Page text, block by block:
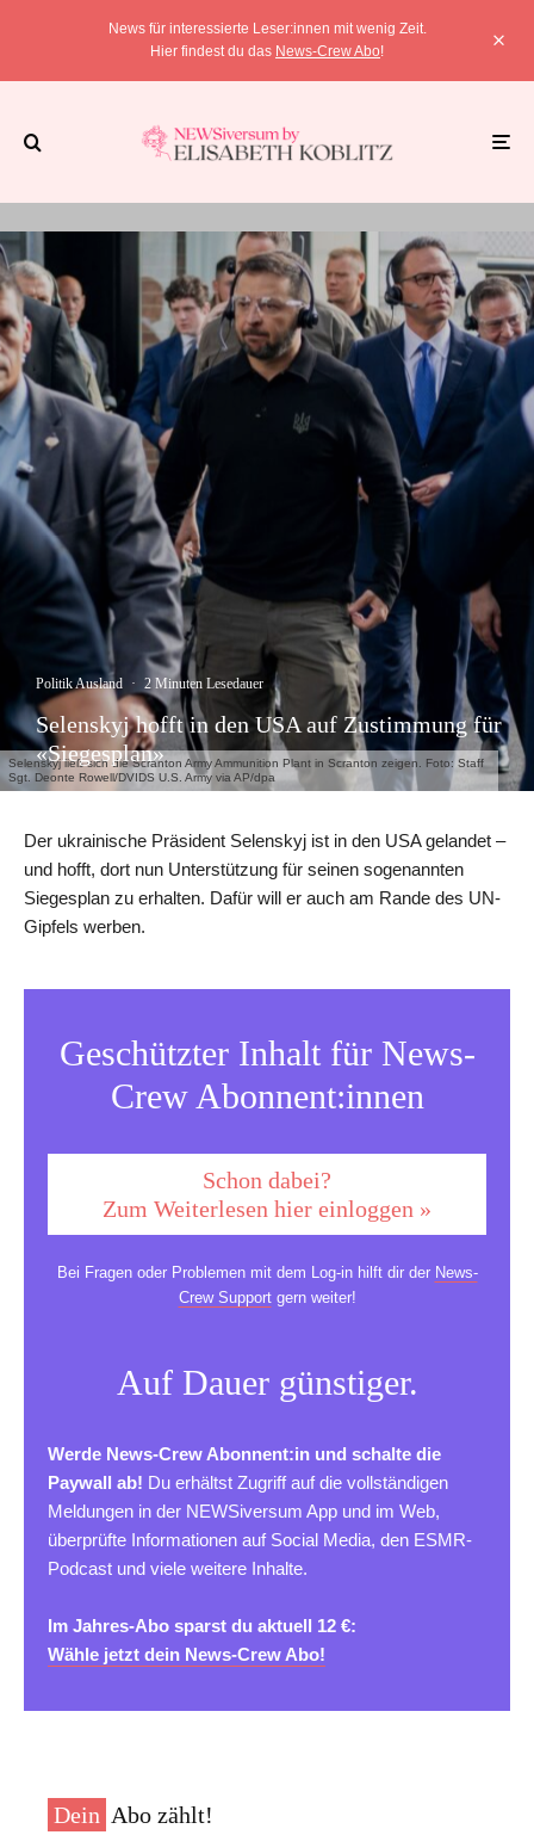
News für interessierte Leser:innen mit wenig Zeit.
Hier findest du das News-Crew Abo!
Selenskyj ließ sich die Scranton Army Ammunition Plant in Scranton zeigen. Foto: Staff
Sgt. Deonte Rowell/DVIDS U.S. Army via AP/dpa
Politik Ausland · 2 Minuten Lesedauer
Selenskyj hofft in den USA auf Zustimmung für
«Siegesplan»
Der ukrainische Präsident Selenskyj ist in den USA gelandet –
und hofft, dort nun Unterstützung für seinen sogenannten
Siegesplan zu erhalten. Dafür will er auch am Rande des UN-
Gipfels werben.
Geschützter Inhalt für News-
Crew Abonnent:innen
Schon dabei?
Zum Weiterlesen hier einloggen »
Bei Fragen oder Problemen mit dem Log-in hilft dir der News-
Crew Supportgern weiter!
Auf Dauer günstiger.
Werde News-Crew Abonnent:in und schalte die
Paywall ab! Du erhältst Zugriff auf die vollständigen
Meldungen in der NEWSiversum App und im Web,
überprüfte Informationen auf Social Media, den ESMR-
Podcast und viele weitere Inhalte.
Im Jahres-Abo sparst du aktuell 12 €:
Wähle jetzt dein News-Crew Abo!
Dein Abo zählt!